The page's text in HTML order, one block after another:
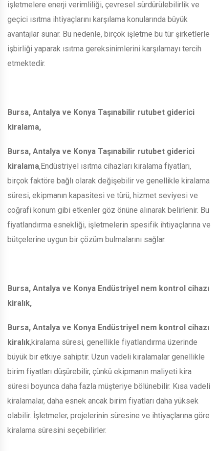
işletmelere enerji verimliliği, çevresel sürdürülebilirlik ve
geçici ısıtma ihtiyaçlarını karşılama konularında büyük
avantajlar sunar. Bu nedenle, birçok işletme bu tür şirketlerle
işbirliği yaparak ısıtma gereksinimlerini karşılamayı tercih
etmektedir.
Bursa, Antalya ve Konya Taşınabilir rutubet giderici
kiralama,
Bursa, Antalya ve Konya Taşınabilir rutubet giderici
kiralama,Endüstriyel ısıtma cihazları kiralama fiyatları,
birçok faktöre bağlı olarak değişebilir ve genellikle kiralama
süresi, ekipmanın kapasitesi ve türü, hizmet seviyesi ve
coğrafi konum gibi etkenler göz önüne alınarak belirlenir. Bu
fiyatlandırma esnekliği, işletmelerin spesifik ihtiyaçlarına ve
bütçelerine uygun bir çözüm bulmalarını sağlar.
Bursa, Antalya ve Konya Endüstriyel nem kontrol cihazı
kiralık,
Bursa, Antalya ve Konya Endüstriyel nem kontrol cihazı
kiralık,kiralama süresi, genellikle fiyatlandırma üzerinde
büyük bir etkiye sahiptir. Uzun vadeli kiralamalar genellikle
birim fiyatları düşürebilir, çünkü ekipmanın maliyeti kira
süresi boyunca daha fazla müşteriye bölünebilir. Kısa vadeli
kiralamalar, daha esnek ancak birim fiyatları daha yüksek
olabilir. İşletmeler, projelerinin süresine ve ihtiyaçlarına göre
kiralama süresini seçebilirler.